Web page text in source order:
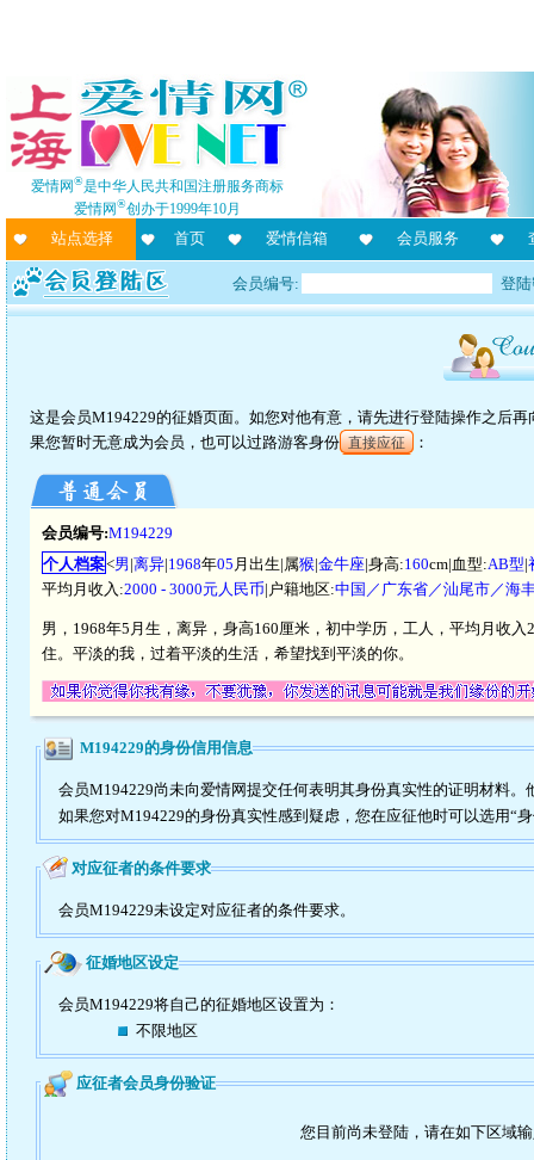
爱情网®是中华人民共和国注册服务商标
爱情网®创办于1999年10月
站点选择 首页 爱情信箱 会员服务
会员编号: 登
这是会员M194229的征婚页面。如您对他有意，请先进行登陆操作之后
果您暂时无意成为会员，也可以过路游客身份 直接应征 ：
会员编号:M194229
个人档案<男|离异|1968年05 月出生|属猴|金牛座|身高:160cm|血型:AB型|
平均月收入:2000 - 3000元人民币|户籍地区:中国／广东省／汕尾市／海
男，1968年5月生，离异，身高160厘米，初中学历，工人，平均月收
住。平淡的我，过着平淡的生活，希望找到平淡的你。
M194229的身份信用信息
会员M194229尚未向爱情网提交任何表明其身份真实性的证明材料。
如果您对M194229的身份真实性感到疑虑，您在应征他时可以选用“
对应征者的条件要求
会员M194229未设定对应征者的条件要求。
征婚地区设定
会员M194229将自己的征婚地区设置为：
不限地区
应征者会员身份验证
您目前尚未登陆，请在如下区域